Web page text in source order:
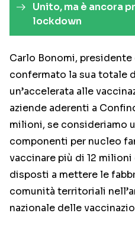
Unito, ma è ancora
lockdown
Carlo Bonomi,
confermato la sua totale
un’accelerata alle
aziende aderenti a
milioni, se consideriamo
componenti per nucleo
vaccinare più di 12
disposti a mettere le
comunità territoriali
nazionale delle